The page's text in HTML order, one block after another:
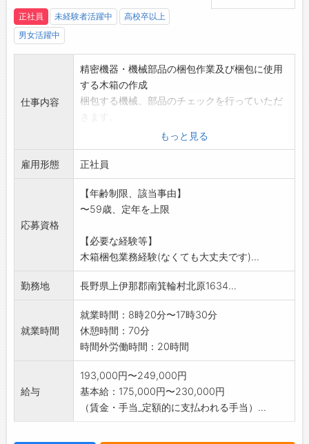
正社員 未経験者活躍中
高校卒以上
男女活躍中
仕事内容
精密機器・機械部品の梱包作業及び梱包に使用
する木箱の作成
梱包する機械、部品のチェックを行っていただ
*作業内容は丁寧に説明いたしますので、安心し
て応募して下さい
*作業服は貸与いたします
〈変更範囲:会社の定める業務〉
もっと見る
雇用形態 正社員
応募資格
【年齢制限、該当事由】
〜59歳、定年を上限
【必要な経験等】
木箱梱包業務経験(なくても大丈夫です)...
勤務地 長野県上伊那郡南箕輪村北原1634...
就業時間
就業時間：8時20分〜17時30分
休憩時間：70分
時間外労働時間：20時間
給与
193,000円〜249,000円
基本給：175,000円〜230,000円
（賃金・手当_定額的に支払われる手当）...